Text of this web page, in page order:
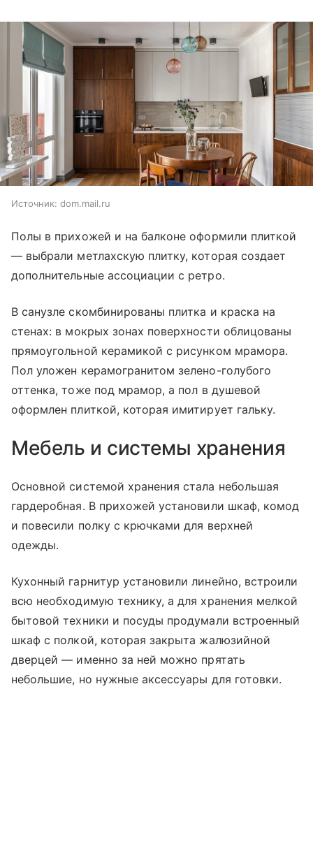
Источник: dom.mail.ru
Полы в прихожей и на балконе оформили плиткой
— выбрали метлахскую плитку, которая создает
дополнительные ассоциации с ретро.
В санузле скомбинированы плитка и краска на
стенах: в мокрых зонах поверхности облицованы
прямоугольной керамикой с рисунком мрамора.
Пол уложен керамогранитом зелено-голубого
оттенка, тоже под мрамор, а пол в душевой
оформлен плиткой, которая имитирует гальку.
Мебель и системы хранения
Основной системой хранения стала небольшая
гардеробная. В прихожей установили шкаф, комод
и повесили полку с крючками для верхней
одежды.
Кухонный гарнитур установили линейно, встроили
всю необходимую технику, а для хранения мелкой
бытовой техники и посуды продумали встроенный
шкаф с полкой, которая закрыта жалюзийной
дверцей — именно за ней можно прятать
небольшие, но нужные аксессуары для готовки.